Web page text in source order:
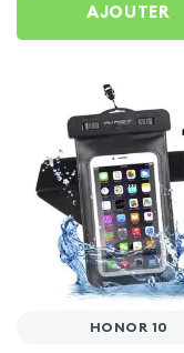
AJOUTER
HONOR 10